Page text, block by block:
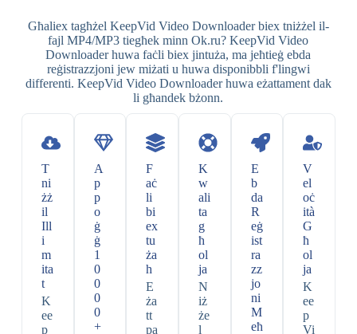
Għaliex tagħżel KeepVid Video Downloader biex tniżżel il-
fajl MP4/MP3 tiegħek minn Ok.ru? KeepVid Video
Downloader huwa faċli biex jintuża, ma jeħtieġ ebda
reġistrazzjoni jew miżati u huwa disponibbli f'lingwi
differenti. KeepVid Video Downloader huwa eżattament dak
li għandek bżonn.
T
ni
żż
il
Ill
i
m
ita
t
K
ee
p
A
p
p
o
ġ
ġ
1
0
0
0
0
+
F
aċ
li
bi
ex
tu
ża
h
E
ża
tt
pa
K
w
ali
ta
g
ħ
ol
ja
N
iż
że
l
E
b
da
R
eġ
ist
ra
zz
jo
ni
M
eħ
V
el
oċ
ità
G
ħ
ol
ja
K
ee
p
Vi